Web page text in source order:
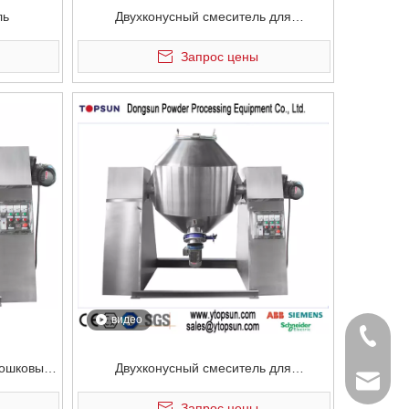
Двухконусный смеситель для
порошкового покрытия на 100 л
Запрос цены
видео
Двухконусный смеситель для
порошкового покрытия с
+ 86-